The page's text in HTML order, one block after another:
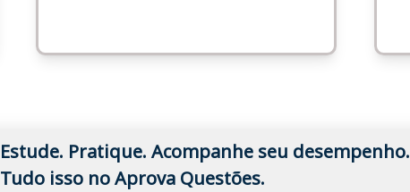
Estude. Pratique. Acompanhe seu desempenho.
Tudo isso no Aprova Questões.